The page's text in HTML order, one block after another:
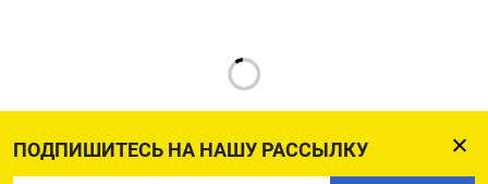
ПОДПИШИТЕСЬ НА НАШУ РАССЫЛКУ